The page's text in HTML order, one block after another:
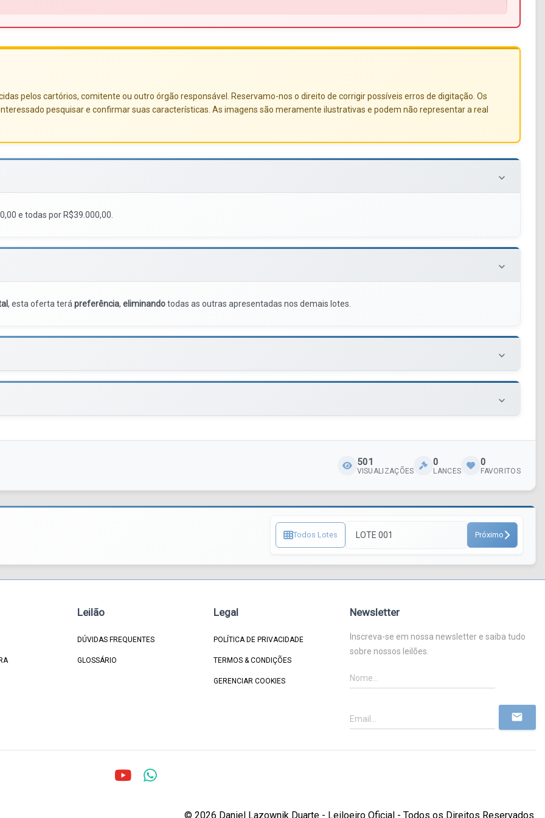
pelos cartórios, comitente ou outro órgão responsável. Reservamo-nos o direito de corrigir possíveis erros de digitação. Os
pesquisar e confirmar suas características. As imagens são meramente ilustrativas e podem não representar a real
keyboard_arrow_down
e todas por R$39.000,00.
keyboard_arrow_down
, esta oferta terá preferência, eliminandotodas as outras apresentadas nos demais lotes.
keyboard_arrow_down
keyboard_arrow_down
501
VISUALIZAÇÕES
0
LANCES
0
FAVORITOS
Todos Lotes Próximo
Leilão
DÚVIDAS FREQUENTES
GLOSSÁRIO
Legal
POLÍTICA DE PRIVACIDADE
TERMOS & CONDIÇÕES
GERENCIAR COOKIES
Newsletter
Inscreva-se em nossa newsletter e saiba tudo
sobre nossos leilões.
mail
© 2026 Daniel Lazownik Duarte - Leiloeiro Oficial - Todos os Direitos Reservados.